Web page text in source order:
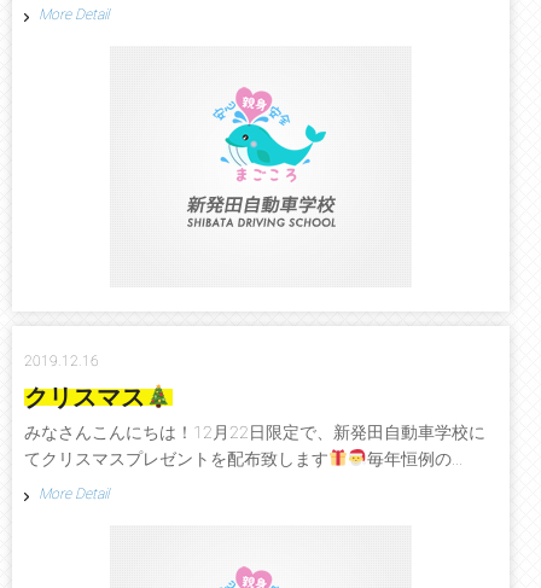
More Detail
2019.12.16
クリスマス
みなさんこんにちは！12月22日限定で、新発田自動車学校に
てクリスマスプレゼントを配布致します
毎年恒例の...
More Detail